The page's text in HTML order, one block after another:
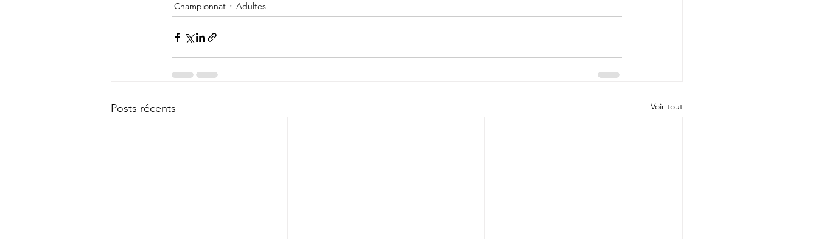
Championnat Adultes
Posts récents Voir tout